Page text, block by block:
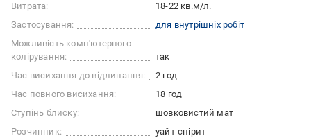
Витрата:
18-22 кв.м/л.
Застосування:
для внутрішніх робіт
Можливість комп'ютерного
колірування:
так
Час висихання до відлипання:
2 год
Час повного висихання:
18 год
Ступінь блиску:
шовковистий мат
Розчинник:
уайт-спірит